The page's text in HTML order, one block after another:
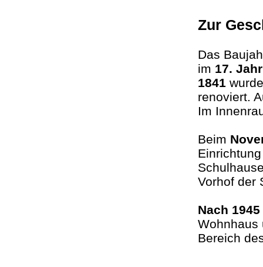
Zur
Das
im 17.
1841
renoviert.
Im
Beim
Vorhof der
Nach 1945
Wohnhaus
Bereich